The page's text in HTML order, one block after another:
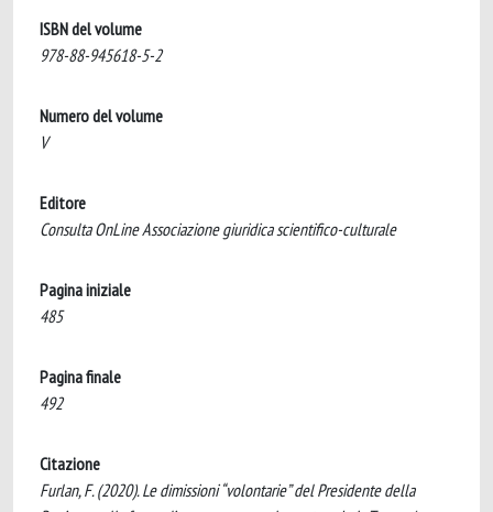
ISBN del volume
978-88-945618-5-2
Numero del volume
V
Editore
Consulta OnLine Associazione giuridica scientifico-culturale
Pagina iniziale
485
Pagina finale
492
Citazione
Furlan, F. (2020). Le dimissioni “volontarie” del Presidente della